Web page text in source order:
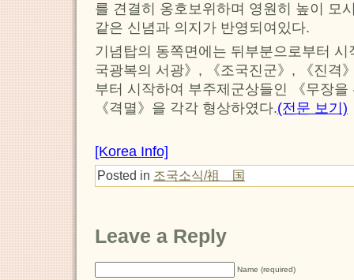
를 견결히 옹호보위하며 영원히 높이 모
같은 신념과 의지가 반영되여있다.
기념탑의 동쪽면에는 뒤부분으로부터
국광복의 서광》, 《조국진군》, 《진격
부터 시작하여 부주제군상들인 《무장
《격멸》을 각각 형상하였다.(전문 보기)
[Korea Info]
Posted in 조국소식/祖 国
Leave a Reply
Name (required)